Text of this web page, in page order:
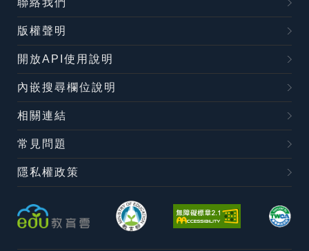
版權聲明
開放API使用說明
內嵌搜尋欄位說明
相關連結
常見問題
隱私權政策